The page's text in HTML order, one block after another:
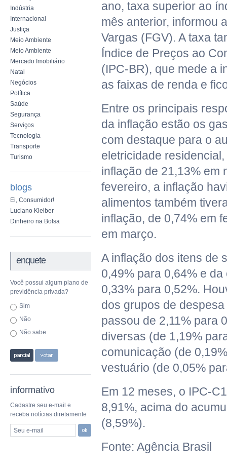
Indústria
Internacional
Justiça
Meio Ambiente
Meio Ambiente
Mercado Imobiliário
Natal
Negócios
Política
Saúde
Segurança
Serviços
Tecnologia
Transporte
Turismo
blogs
Ei, Consumidor!
Luciano Kleiber
Dinheiro na Bolsa
enquete
Você possui algum plano de
previdência privada?
Sim
Não
Não sabe
informativo
Cadastre seu e-mail e
receba notícias diretamente
Seu e-mail
ano, taxa superior ao
mês anterior, informou
Vargas (FGV). A taxa
Índice de Preços ao
(IPC-BR), que mede a
as faixas de renda e
Entre os principais
da inflação estão os
com destaque para o
eletricidade
inflação de 21,13% em
fevereiro, a inflação
alimentos também
inflação, de 0,74% em
em março.
A inflação dos itens de
0,49% para 0,64% e
0,33% para 0,52%.
dos grupos de
passou de 2,11% para
diversas (de 1,19%
comunicação (de
vestuário (de 0,05%
Em 12 meses, o IPC-
8,91%, acima do
(8,59%).
Fonte: Agência Brasil